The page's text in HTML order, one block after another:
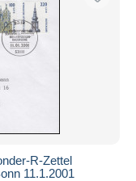
R-Zettel
11.1.2001